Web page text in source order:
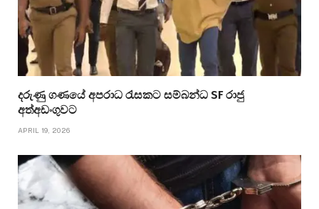
දරුණු ගණයේ අපරාධ රැසකට සම්බන්ධ SF රාජු
අත්අඩංගුවට
APRIL 19, 2026